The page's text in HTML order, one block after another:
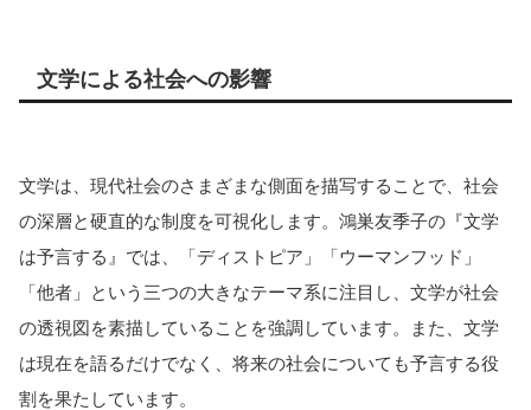
文学による社会への影響
文学は、現代社会のさまざまな側面を描写することで、社会
の深層と硬直的な制度を可視化します。鴻巣友季子の『文学
は予言する』では、「ディストピア」「ウーマンフッド」
「他者」という三つの大きなテーマ系に注目し、文学が社会
の透視図を素描していることを強調しています​​。また、文学
は現在を語るだけでなく、将来の社会についても予言する役
割を果たしています。